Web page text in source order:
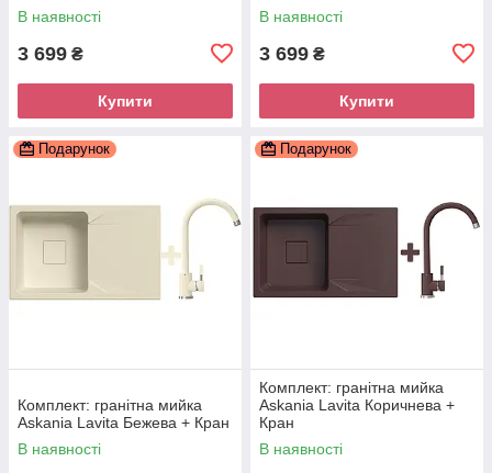
В наявності
3 699 ₴
Купити
В наявності
3 699 ₴
Купити
Подарунок
Комплект: гранітна мийка
Askania Lavita Бежева + Кран
В наявності
Подарунок
Комплект: гранітна мийка
Askania Lavita Коричнева +
Кран
В наявності